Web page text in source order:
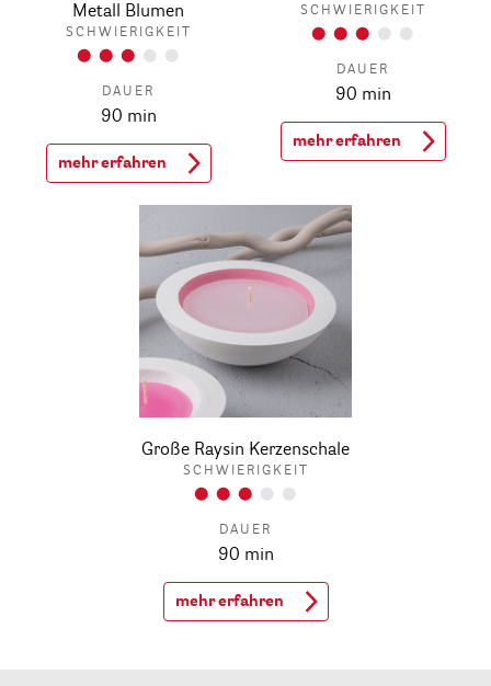
Metall Blumen
SCHWIERIGKEIT
DAUER
90 min
mehr erfahren
SCHWIERIGKEIT
DAUER
90 min
mehr erfahren
Große Raysin Kerzenschale
SCHWIERIGKEIT
DAUER
90 min
mehr erfahren